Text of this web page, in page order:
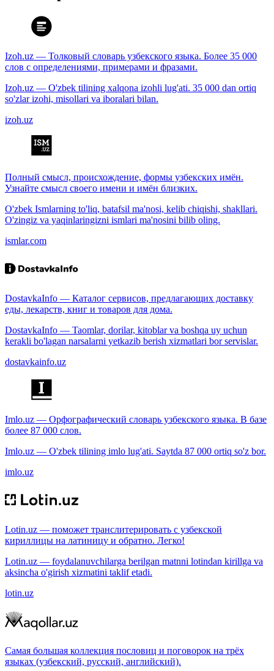
Izoh.uz — Толковый словарь узбекского языка. Более 35 000
слов с определениями, примерами и фразами.
Izoh.uz — O'zbek tilining xalqona izohli lug'ati. 35 000 dan ortiq
so'zlar izohi, misollari va iboralari bilan.
izoh.uz
Полный смысл, происхождение, формы узбекских имён.
Узнайте смысл своего имени и имён близких.
O'zbek Ismlarning to'liq, batafsil ma'nosi, kelib chiqishi, shakllari.
O'zingiz va yaqinlaringizni ismlari ma'nosini bilib oling.
ismlar.com
DostavkaInfo — Каталог сервисов, предлагающих доставку
еды, лекарств, книг и товаров для дома.
DostavkaInfo — Taomlar, dorilar, kitoblar va boshqa uy uchun
kerakli bo'lagan narsalarni yetkazib berish xizmatlari bor servislar.
dostavkainfo.uz
Imlo.uz — Орфографический словарь узбекского языка. В базе
более 87 000 слов.
Imlo.uz — O'zbek tilining imlo lug'ati. Saytda 87 000 ortiq so'z bor.
imlo.uz
Lotin.uz — поможет транслитерировать с узбекской
кириллицы на латиницу и обратно. Легко!
Lotin.uz — foydalanuvchilarga berilgan matnni lotindan kirillga va
aksincha o'girish xizmatini taklif etadi.
lotin.uz
Самая большая коллекция пословиц и поговорок на трёх
языках (узбекский, русский, английский).